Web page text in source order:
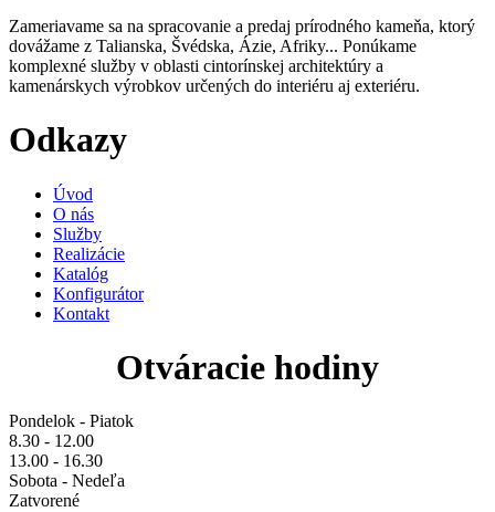
Zameriavame sa na spracovanie a predaj prírodného kameňa, ktorý
dovážame z Talianska, Švédska, Ázie, Afriky... Ponúkame
komplexné služby v oblasti cintorínskej architektúry a
kamenárskych výrobkov určených do interiéru aj exteriéru.
Odkazy
Úvod
O nás
Služby
Realizácie
Katalóg
Konfigurátor
Kontakt
Otváracie hodiny
Pondelok - Piatok
8.30 - 12.00
13.00 - 16.30
Sobota - Nedeľa
Zatvorené